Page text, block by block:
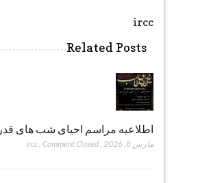
ircc
Related Posts
اطلاعیه مراسم احیای شب های قدر ۲۰۲۶
مارس 8, 2026 ,
ircc, Comment Closed